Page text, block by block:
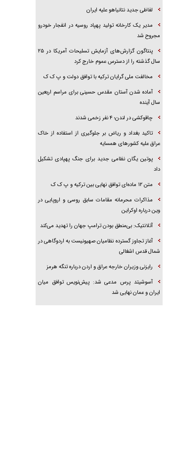
لفاظی جدید نتانیاهو علیه ایران
مدیر یک کارخانه تولید پهپاد روسیه در انفجار خودرو
مجروح شد
پنتاگون گزارش‌های آزمایش تسلیحات آمریکا در ۲۵
سال گذشته را از دسترس عموم خارج کرد
مخالفت ملی گرایان ترکیه با توافق دولت و پ ک ک
آماده شدن آستان مقدس حسینی برای مراسم اربعین
سال آینده
چاقوکشی در لندن؛ ۴ نفر زخمی شدند
تاکید بغداد و ریاض بر جلوگیری از استفاده از خاک
عراق علیه کشور‌های همسایه
پوتین یگان نظامی جدید برای جنگ پهپادی تشکیل
داد
متن ۱۲ ماده‌ای توافق نهایی بین ترکیه و پ ک ک
مذاکرات محرمانه مقامات سابق روسی و اروپایی در
وین درباره اوکراین
آتلانتیک: بی‌منطق بودن ترامپ جهان را تهدید می‌کند
آغاز تجاوز گسترده نظامیان صهیونیست به اردوگاهی در
شمال قدس اشغالی
رایزنی وزیران خارجه عراق و اردن درباره تنگه هرمز
آسوشیتد پرس مدعی شد: پیش‌نویس توافق میان
ایران و عمان نهایی شد